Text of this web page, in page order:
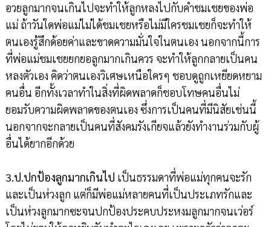
อวยลูกมากจนเกินไปจะทำให้ลูกหลงไปกับคำชมเชยของพ่อ
แม่ ถ้าวันใดพ่อแม่ไม่ได้ชมเชยหรือไม่มีใครชมเชยก็จะทำให้
ตนเองรู้สึกด้อยค่าและขาดความมั่นใจในตนเอง นอกจากนี้การ
ที่พ่อแม่ชมเชยยกยอลูกมากเกินควร จะทำให้ลูกกลายเป็นคน
หลงตัวเอง คิดว่าตนเองวิเศษเหนือใครๆ ชอบดูถูกเหยียดหยาม
คนอื่น อีกทั้งเวลาทำในสิ่งที่ผิดพลาดก็ชอบโทษคนอื่นไม่
ยอมรับความผิดพลาดของตนเอง ซึ่งการเป็นคนที่มีนิสัยเช่นนี้
นอกจากจะกลายเป็นคนที่สังคมรังเกียจแล้วยังทำงานร่วมกับผู้
อื่นได้ยากอีกด้วย
3.ป.ปกป้องลูกมากเกินไป เป็นธรรมดาที่พ่อแม่ทุกคนจะรัก
และเป็นห่วงลูก แต่ก็มีพ่อแม่หลายคนที่เป็นประเภทรักและ
เป็นห่วงลูกมากซะจนปกป้องประคบประหงมลูกมากจนเว่อร์